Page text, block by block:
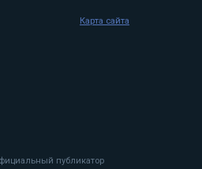
публикатор
Карта сайта